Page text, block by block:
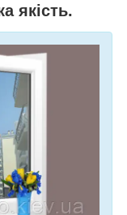
якість.